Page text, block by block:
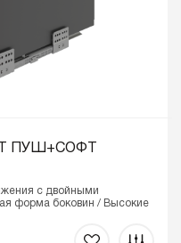
ПУШ+СОФТ
с двойными
форма боковин / Высокие